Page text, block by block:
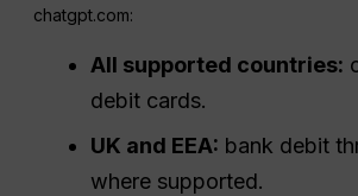
chatgpt.com:
All supported countries:
debit cards.
UK and EEA: bank debit
where supported.